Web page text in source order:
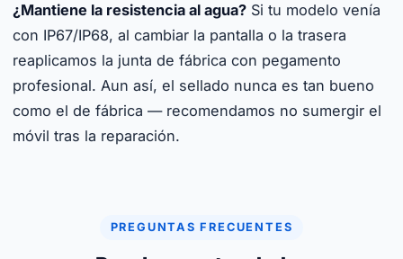
¿Mantiene la resistencia al agua? Si tu modelo venía
con IP67/IP68, al cambiar la pantalla o la trasera
reaplicamos la junta de fábrica con pegamento
profesional. Aun así, el sellado nunca es tan bueno
como el de fábrica — recomendamos no sumergir el
móvil tras la reparación.
PREGUNTAS FRECUENTES